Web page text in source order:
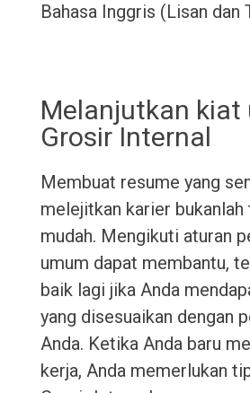
Bahasa Inggris (Lisan dan
Melanjutkan kiat
Grosir Internal
Membuat resume yang
melejitkan karier bukanlah
mudah. Mengikuti aturan
umum dapat membantu,
baik lagi jika Anda
yang disesuaikan dengan
Anda. Ketika Anda baru
kerja, Anda memerlukan